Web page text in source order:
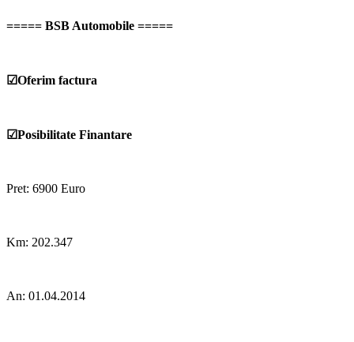
===== BSB Automobile =====
☑Oferim factura
☑Posibilitate Finantare
Pret: 6900 Euro
Km: 202.347
An: 01.04.2014